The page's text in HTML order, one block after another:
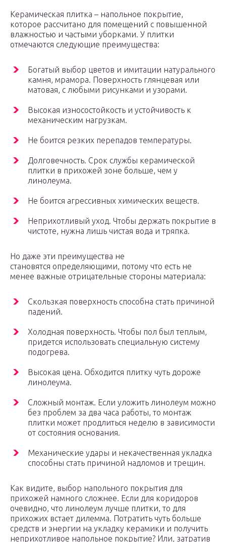
Керамическая плитка – напольное покрытие,
которое рассчитано для помещений с повышенной
влажностью и частыми уборками. У плитки
отмечаются следующие преимущества:
Богатый выбор цветов и имитации натурального
камня, мрамора. Поверхность глянцевая или
матовая, с любыми рисунками и узорами.
Высокая износостойкость и устойчивость к
механическим нагрузкам.
Не боится резких перепадов температуры.
Долговечность. Срок службы керамической
плитки в прихожей зоне больше, чем у
линолеума.
Не боится агрессивных химических веществ.
Неприхотливый уход. Чтобы держать покрытие в
чистоте, нужна лишь чистая вода и тряпка.
Но даже эти преимущества не
становятся определяющими, потому что есть не
менее важные отрицательные стороны материала:
Скользкая поверхность способна стать причиной
падений.
Холодная поверхность. Чтобы пол был теплым,
придется использовать специальную систему
подогрева.
Высокая цена. Обходится плитку чуть дороже
линолеума.
Сложный монтаж. Если уложить линолеум можно
без проблем за два часа работы, то монтаж
плитки может продлиться неделю в зависимости
от состояния основания.
Механические удары и некачественная укладка
способны стать причиной надломов и трещин.
Как видите, выбор напольного покрытия для
прихожей намного сложнее. Если для коридоров
очевидно, что линолеум лучше плитки, то для
прихожих встает дилемма. Потратить чуть больше
средств и энергии на укладку керамики и получить
неприхотливое напольное покрытие? Или, затратив